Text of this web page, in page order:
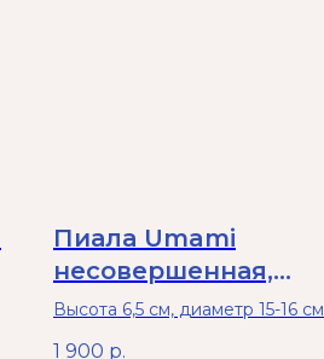
Пиала Umami
несовершенная,
бирюзовая
Высота 6,5 см, диаметр 15-16 см
1 900 р.